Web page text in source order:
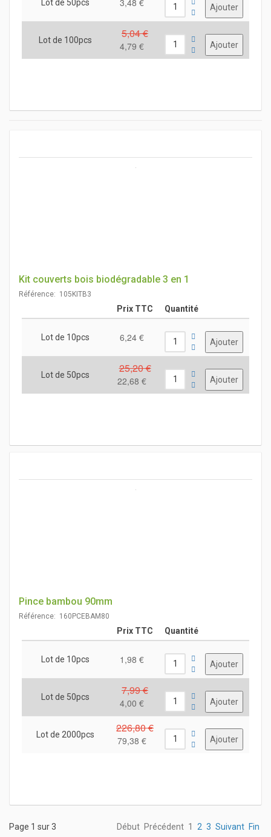
Lot de 50pcs
Lot de 100pcs 5,04 €
4,79 €
Kit couverts bois biodégradable 3 en 1
Référence: 105KITB3
Prix TTC Quantité
Lot de 10pcs 6,24 €
Lot de 50pcs 25,20 €
22,68 €
Pince bambou 90mm
Référence: 160PCEBAM80
Prix TTC Quantité
Lot de 10pcs 1,98 €
Lot de 50pcs 7,99 €
4,00 €
Lot de 2000pcs 226,80 €
79,38 €
Début Précédent 1 2 3 Suivant Fin
Page 1 sur 3